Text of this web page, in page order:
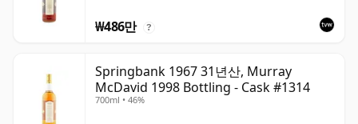
₩486만 ?
Springbank 1967 31년산, Murray
McDavid 1998 Bottling - Cask #1314
700ml • 46%